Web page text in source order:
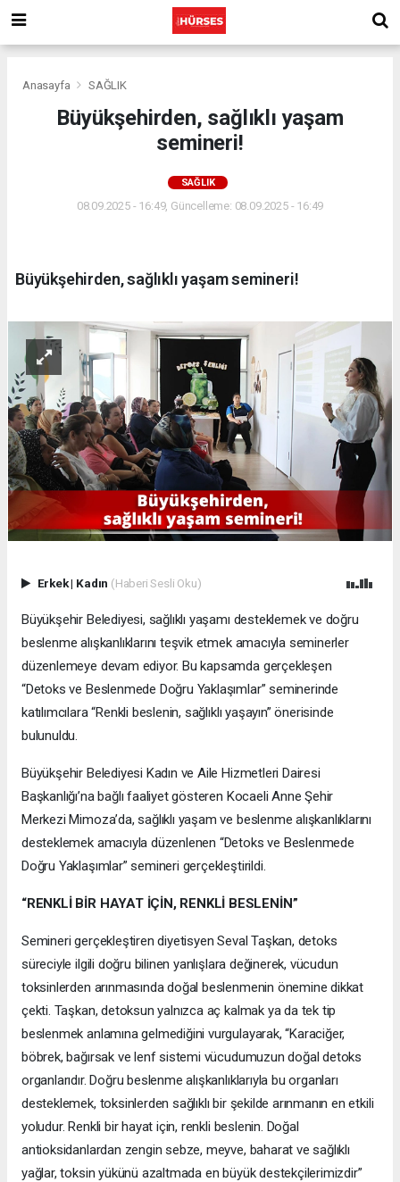
Anasayfa SAĞLIK
Büyükşehirden, sağlıklı yaşam
semineri!
SAĞLIK
08.09.2025 - 16:49, Güncelleme: 08.09.2025 - 16:49
Büyükşehirden, sağlıklı yaşam semineri!
Erkek| Kadın (Haberi Sesli Oku)
Büyükşehir Belediyesi, sağlıklı yaşamı desteklemek ve doğru
beslenme alışkanlıklarını teşvik etmek amacıyla seminerler
düzenlemeye devam ediyor. Bu kapsamda gerçekleşen
“Detoks ve Beslenmede Doğru Yaklaşımlar” seminerinde
katılımcılara “Renkli beslenin, sağlıklı yaşayın” önerisinde
bulunuldu.
Büyükşehir Belediyesi Kadın ve Aile Hizmetleri Dairesi
Başkanlığı’na bağlı faaliyet gösteren Kocaeli Anne Şehir
Merkezi Mimoza’da, sağlıklı yaşam ve beslenme alışkanlıklarını
desteklemek amacıyla düzenlenen “Detoks ve Beslenmede
Doğru Yaklaşımlar” semineri gerçekleştirildi.
“RENKLİ BİR HAYAT İÇİN, RENKLİ BESLENİN”
Semineri gerçekleştiren diyetisyen Seval Taşkan, detoks
süreciyle ilgili doğru bilinen yanlışlara değinerek, vücudun
toksinlerden arınmasında doğal beslenmenin önemine dikkat
çekti. Taşkan, detoksun yalnızca aç kalmak ya da tek tip
beslenmek anlamına gelmediğini vurgulayarak, “Karaciğer,
böbrek, bağırsak ve lenf sistemi vücudumuzun doğal detoks
organlarıdır. Doğru beslenme alışkanlıklarıyla bu organları
desteklemek, toksinlerden sağlıklı bir şekilde arınmanın en etkili
yoludur. Renkli bir hayat için, renkli beslenin. Doğal
antioksidanlardan zengin sebze, meyve, baharat ve sağlıklı
yağlar, toksin yükünü azaltmada en büyük destekçilerimizdir”